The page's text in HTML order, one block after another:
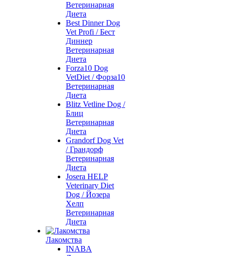
Ветеринарная
Диета
Best Dinner Dog
Vet Profi / Бест
Диннер
Ветеринарная
Диета
Forza10 Dog
VetDiet / Форза10
Ветеринарная
Диета
Blitz Vetline Dog /
Блиц
Ветеринарная
Диета
Grandorf Dog Vet
/ Грандорф
Ветеринарная
Диета
Josera HELP
Veterinary Diet
Dog / Йозера
Хелп
Ветеринарная
Диета
Лакомства
INABA